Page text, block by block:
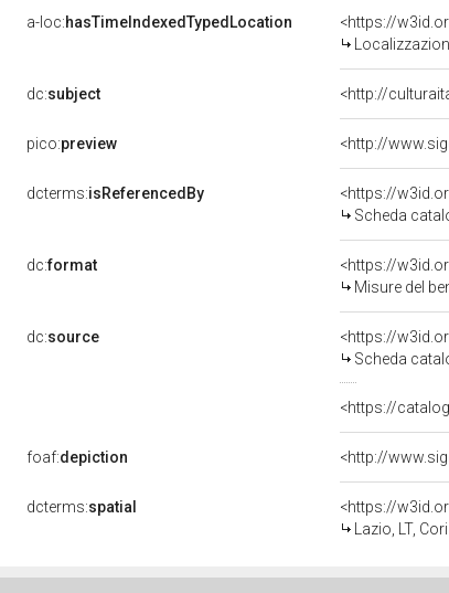
a-loc:hasTimeIndexedTypedLocation
<https://
dc:subject <http://
pico:preview <http://
dcterms:isReferencedBy
<https://
Scheda
dc:format
<https://
Misure del
dc:source
<https://
Scheda
<https://
foaf:depiction <http://
dcterms:spatial
<https://
Lazio, LT, Cori